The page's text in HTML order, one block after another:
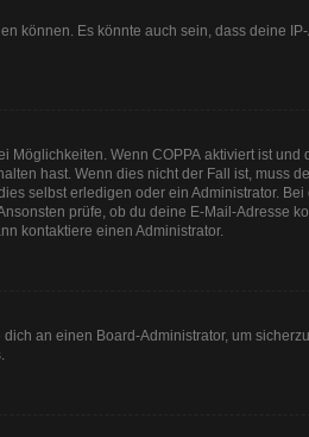
können. Es könnte auch sein, dass deine
Möglichkeiten. Wenn COPPA aktiviert ist und
hast. Wenn dies nicht der Fall ist, muss
selbst erledigen oder ein Administrator. Bei
prüfe, ob du deine E-Mail-Adresse
kontaktiere einen Administrator.
an einen Board-Administrator, um